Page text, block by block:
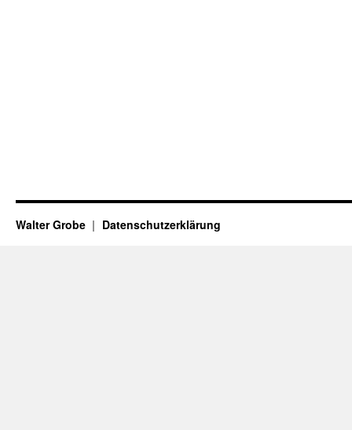
Walter Grobe Datenschutzerklärung